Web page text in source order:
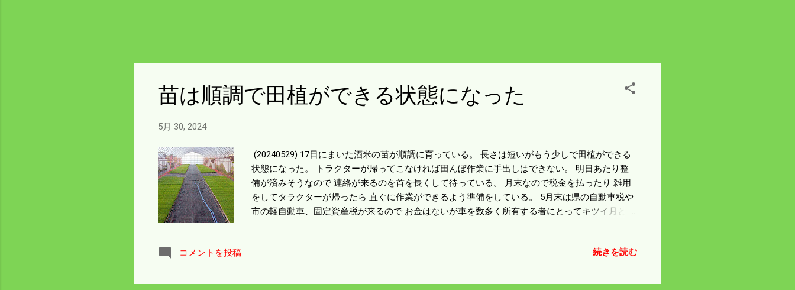
苗は順調で田植ができる状態になった
5月 30, 2024
(20240529) 17日にまいた酒米の苗が順調に育っている。 長さは短いがもう少しで田植ができる
状態になった。 トラクターが帰ってこなければ田んぼ作業に手出しはできない。 明日あたり整
備が済みそうなので 連絡が来るのを首を長くして待っている。 月末なので税金を払ったり 雑用
をしてタラクターが帰ったら 直ぐに作業ができるよう準備をしている。 5月末は県の自動車税や
市の軽自動車、固定資産税が来るので お金はないが車を数多く所有する者にとってキツイ月とな
返すまではこれで持ちそう。 ツバメが大きくなって今にもはみ出しそうになっている。 今年は
う。 軽のN-BANはようやく車庫入れができるだろう。 カープはどうしたことだろう。 交流戦最
コメントを投稿 続きを読む